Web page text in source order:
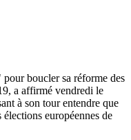
boucler sa réforme des
a affirmé vendredi le
à son tour entendre que
européennes de